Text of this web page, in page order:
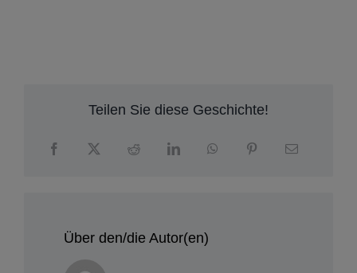
Teilen Sie diese Geschichte!
Über den/die Autor(en)